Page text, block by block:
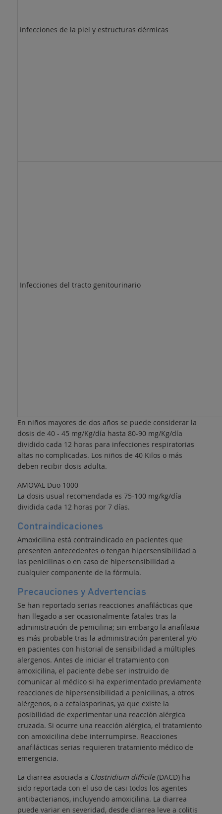
infecciones de la piel y estructuras dérmicas
Infecciones del tracto genitourinario
En niños mayores de dos años se puede considerar la
dosis de 40 - 45 mg/Kg/día hasta 80-90 mg/Kg/día
dividido cada 12 horas para infecciones respiratorias
altas no complicadas. Los niños de 40 Kilos o más
deben recibir dosis adulta.
AMOVAL Duo 1000
La dosis usual recomendada es 75-100 mg/kg/día
dividida cada 12 horas por 7 días.
Contraindicaciones
Amoxicilina está contraindicado en pacientes que
presenten antecedentes o tengan hipersensibilidad a
las penicilinas o en caso de hipersensibilidad a
cualquier componente de la fórmula.
Precauciones y Advertencias
Se han reportado serias reacciones anafilácticas que
han llegado a ser ocasionalmente fatales tras la
administración de penicilina; sin embargo la anafilaxia
es más probable tras la administración parenteral y/o
en pacientes con historial de sensibilidad a múltiples
alergenos. Antes de iniciar el tratamiento con
amoxicilina, el paciente debe ser instruido de
comunicar al médico si ha experimentado previamente
reacciones de hipersensibilidad a penicilinas, a otros
alérgenos, o a cefalosporinas, ya que existe la
posibilidad de experimentar una reacción alérgica
cruzada. Si ocurre una reacción alérgica, el tratamiento
con amoxicilina debe interrumpirse. Reacciones
anafilácticas serias requieren tratamiento médico de
emergencia.
La diarrea asociada a Clostridium difficile(DACD) ha
sido reportada con el uso de casi todos los agentes
antibacterianos, incluyendo amoxicilina. La diarrea
puede variar en severidad, desde diarrea leve a colitis